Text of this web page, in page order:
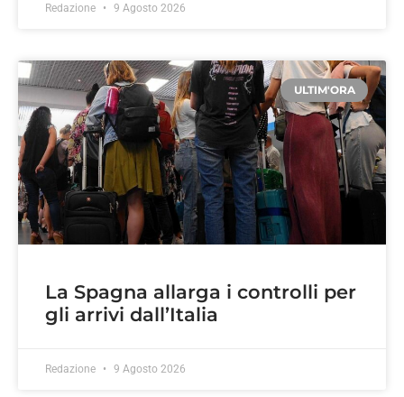
Redazione 9 Agosto 2026
ULTIM'ORA
La Spagna allarga i controlli per
gli arrivi dall’Italia
Redazione 9 Agosto 2026